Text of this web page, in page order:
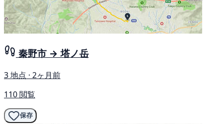
秦野市 → 塔ノ岳
3 地点 · 2ヶ月前
110 閲覧
保存